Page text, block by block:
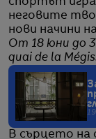
неговите
нови начини
От 18 юни до
quai de la
В сърцето на